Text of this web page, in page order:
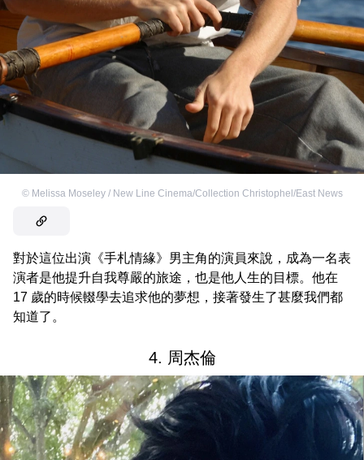
© Melissa Moseley / New Line Cinema/Collection Christophel/East News
對於這位出演《手札情緣》男主角的演員來說，成為一名表
演者是他提升自我尊嚴的旅途，也是他人生的目標。他在
17 歲的時候輟學去追求他的夢想，接著發生了甚麼我們都
知道了。
4. 周杰倫